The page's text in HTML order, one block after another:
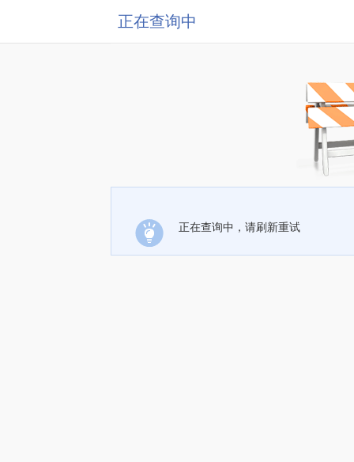
正在查询中
正在查询中，请刷新重试